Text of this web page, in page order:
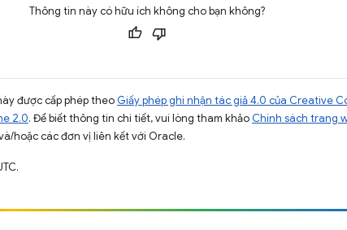
Thông tin này có hữu ích không cho bạn không?
được cấp phép theo Giấy phép ghi nhận tác giả 4.0 của Creative
2.0. Để biết thông tin chi tiết, vui lòng tham khảo Chính sách trang
hoặc các đơn vị liên kết với Oracle.